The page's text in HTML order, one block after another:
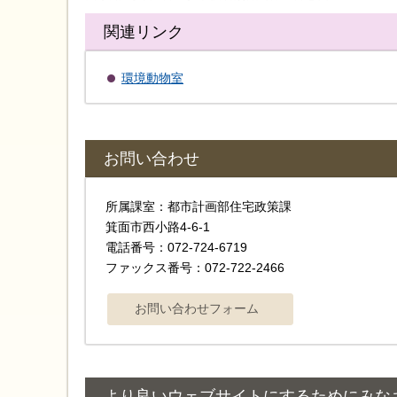
関連リンク
環境動物室
お問い合わせ
所属課室：都市計画部住宅政策課
箕面市西小路4-6-1
電話番号：072-724-6719
ファックス番号：072-722-2466